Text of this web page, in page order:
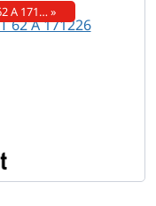
A 171… »